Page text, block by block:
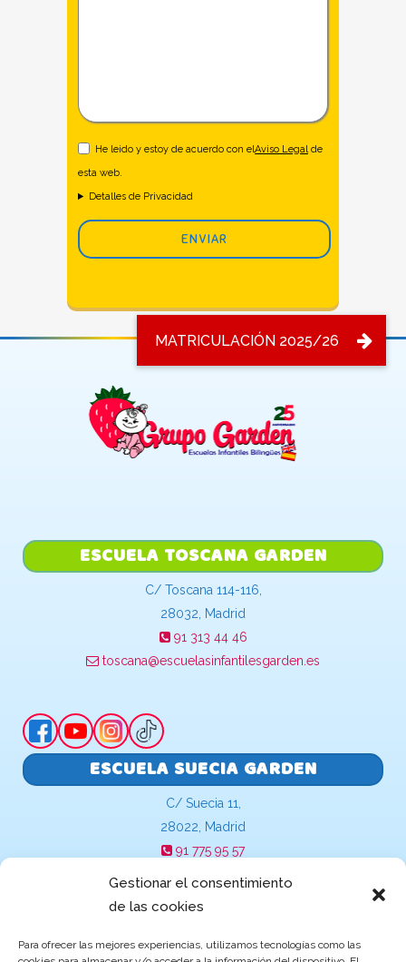
Gestionar el consentimiento
de las cookies
Para ofrecer las mejores experiencias, utilizamos tecnologías como las
He leido y estoy de acuerdo con elAviso Legalde
esta web.
Detalles de Privacidad
ESCUELA TOSCANA GARDEN
C/ Toscana 114-116,
28032, Madrid
91 313 44 46
toscana@escuelasinfantilesgarden.es
ESCUELA SUECIA GARDEN
C/ Suecia 11,
28022, Madrid
91 775 95 57